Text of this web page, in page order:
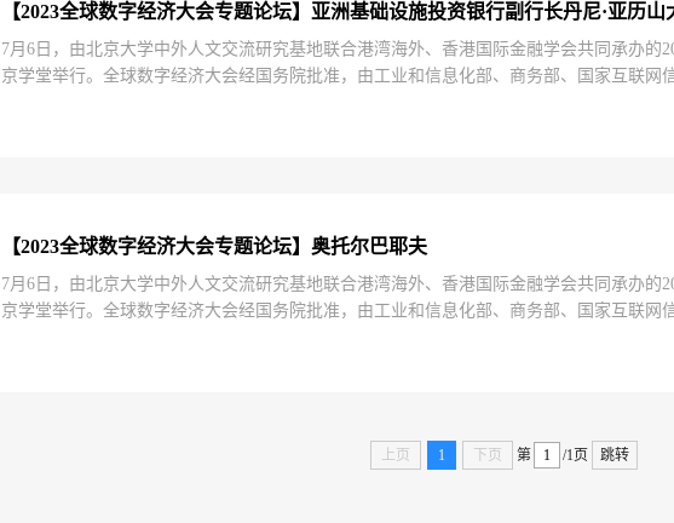
【2023全球数字经济大会专题论坛】亚洲基础设施投资银行副行长丹尼·亚历山
7月6日，由北京大学中外人文交流研究基地联合港湾海外、香港国际金融学会共同承办的
京学堂举行。全球数字经济大会经国务院批准，由工业和信息化部、商务部、国家互联
【2023全球数字经济大会专题论坛】奥托尔巴耶夫
7月6日，由北京大学中外人文交流研究基地联合港湾海外、香港国际金融学会共同承办的
京学堂举行。全球数字经济大会经国务院批准，由工业和信息化部、商务部、国家互联
上页 1 下页 第 /1页 跳转